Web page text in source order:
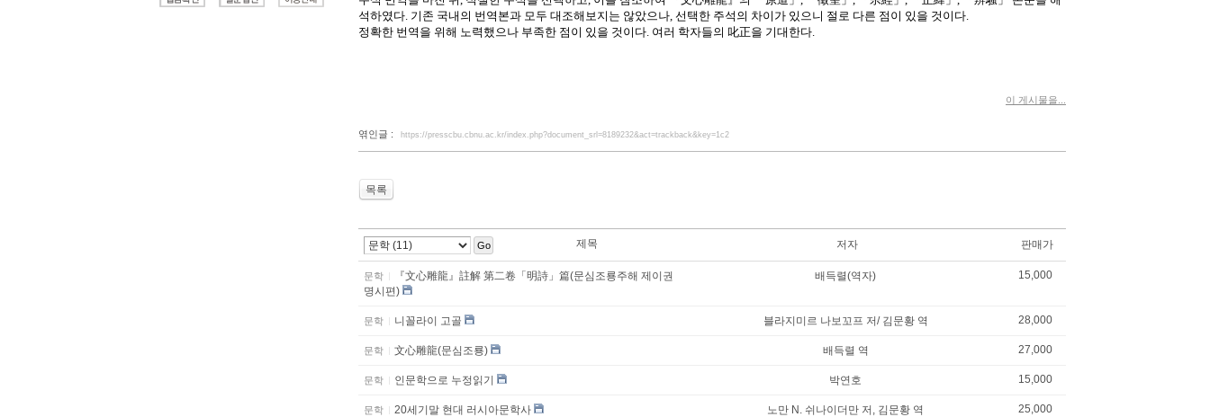
석하였다. 기존 국내의 번역본과 모두 대조해보지는 않았으나, 선택한 주석의 차이가 있으니 절로 다른 점이 있을 것이다.
정확한 번역을 위해 노력했으나 부족한 점이 있을 것이다. 여러 학자들의 叱正을 기대한다.
이 게시물을...
엮인글 : https://presscbu.cbnu.ac.kr/index.php?document_srl=8189232&act=trackback&key=1c2
목록
Go 제목 저자 판매가
문학
『文心雕龍』註解 第二卷「明詩」篇(문심조룡주해 제이권
명시편)
배득렬(역자) 15,000
문학 니꼴라이 고골 블라지미르 나보꼬프 저/ 김문황 역 28,000
문학 文心雕龍(문심조룡) 배득렬 역 27,000
문학 인문학으로 누정읽기 박연호 15,000
문학 20세기말 현대 러시아문학사 노만 N. 쉬나이더만 저, 김문황 역 25,000